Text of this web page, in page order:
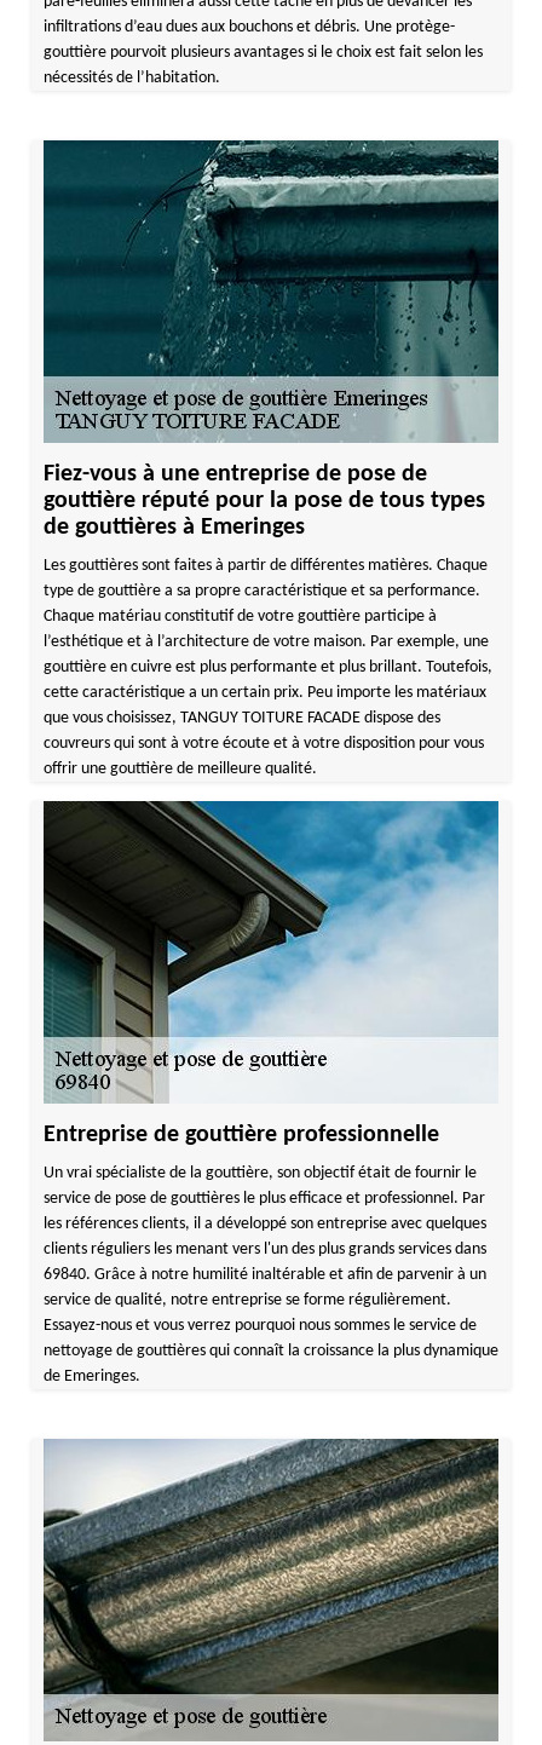
infiltrations d’eau dues aux bouchons et débris. Une protège-
gouttière pourvoit plusieurs avantages si le choix est fait selon les
nécessités de l’habitation.
Fiez-vous à une entreprise de pose de
gouttière réputé pour la pose de tous types
de gouttières à Emeringes
Les gouttières sont faites à partir de différentes matières. Chaque
type de gouttière a sa propre caractéristique et sa performance.
Chaque matériau constitutif de votre gouttière participe à
l’esthétique et à l’architecture de votre maison. Par exemple, une
gouttière en cuivre est plus performante et plus brillant. Toutefois,
cette caractéristique a un certain prix. Peu importe les matériaux
que vous choisissez, TANGUY TOITURE FACADE dispose des
couvreurs qui sont à votre écoute et à votre disposition pour vous
offrir une gouttière de meilleure qualité.
Entreprise de gouttière professionnelle
Un vrai spécialiste de la gouttière, son objectif était de fournir le
service de pose de gouttières le plus efficace et professionnel. Par
les références clients, il a développé son entreprise avec quelques
clients réguliers les menant vers l'un des plus grands services dans
69840. Grâce à notre humilité inaltérable et afin de parvenir à un
service de qualité, notre entreprise se forme régulièrement.
Essayez-nous et vous verrez pourquoi nous sommes le service de
nettoyage de gouttières qui connaît la croissance la plus dynamique
de Emeringes.